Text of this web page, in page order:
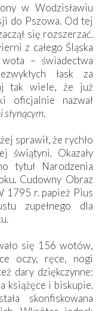
w Wodzisławiu
do Pszowa. Od tej
się rozszerzać.
z całego Śląska
– świadectwa
łask za
tak wiele, że już
oficjalnie nazwał
słynącym.
sprawił, że rychło
świątyni. Okazały
tytuł Narodzenia
Cudowny Obraz
1795 r. papież Pius
zupełnego dla
się 156 wotów,
oczy, ręce, nogi
dary dziękczynne:
książęce i biskupie.
skonfiskowana